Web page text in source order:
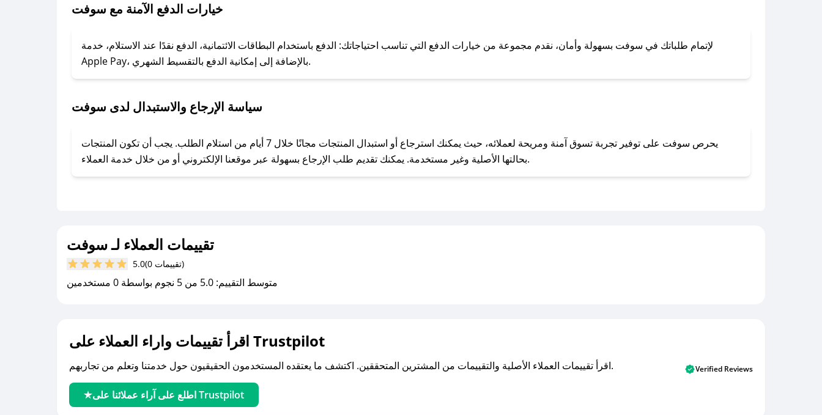
للحصول على كوبونات وخصومات حصرية، قم بما يلي:
- اضغط على أيقونة متابعة لمتجر سوفت في تطبيق صحصح.
- تابع حسابنا الرسمي على تويتر وقم بتفعيل زر التنبيهات.
خيارات الدفع الآمنة مع سوفت
لإتمام طلباتك في سوفت بسهولة وأمان، نقدم مجموعة من خيارات الدفع التي تناسب احتياجاتك: الدفع باستخدام البطاقات الائتمانية، الدفع نقدًا عند الاستلام، خدمة
Apple Pay، بالإضافة إلى إمكانية الدفع بالتقسيط الشهري.
سياسة الإرجاع والاستبدال لدى سوفت
يحرص سوفت على توفير تجربة تسوق آمنة ومريحة لعملائه، حيث يمكنك استرجاع أو استبدال المنتجات مجانًا خلال 7 أيام من استلام الطلب. يجب أن تكون المنتجات
بحالتها الأصلية وغير مستخدمة. يمكنك تقديم طلب الإرجاع بسهولة عبر موقعنا الإلكتروني أو من خلال خدمة العملاء.
تقييمات العملاء لـ سوفت
5.0 (0 تقييمات)
متوسط التقييم: 5.0 من 5 نجوم بواسطة 0 مستخدمين
اقرأ تقييمات واراء العملاء على Trustpilot
اقرأ تقييمات العملاء الأصلية والتقييمات من المشترين المتحققين. اكتشف ما يعتقده المستخدمون الحقيقيون حول خدمتنا وتعلم من تجاربهم.
اطلع على آراء عملائنا على Trustpilot
Verified Reviews